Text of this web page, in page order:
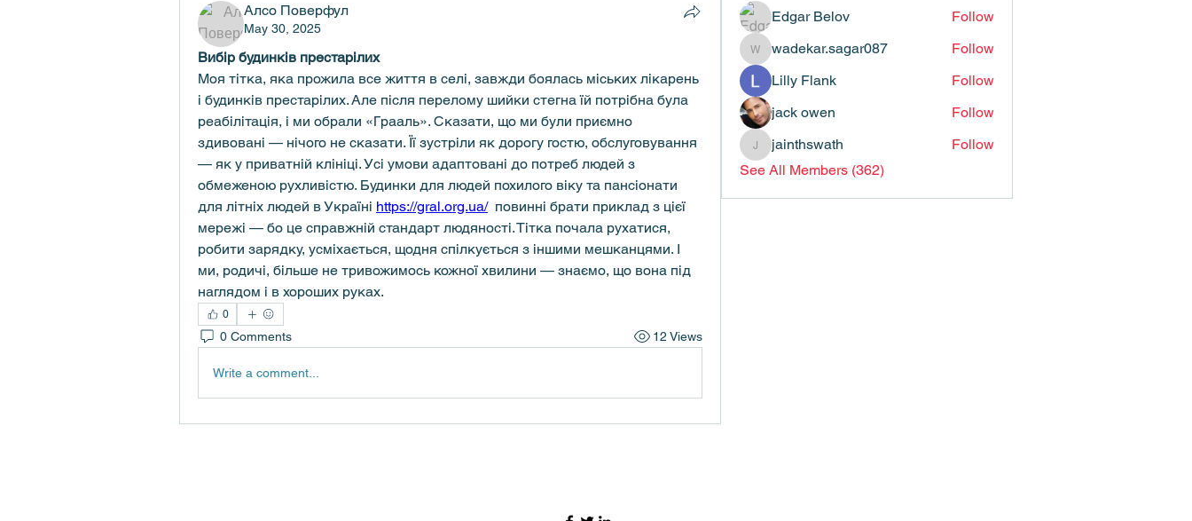
Алсо Поверфул
May 30, 2025
Вибір будинків престарілих
Моя тітка, яка прожила все життя в селі, завжди боялась міських лікарень
і будинків престарілих. Але після перелому шийки стегна їй потрібна була
реабілітація, і ми обрали «Грааль». Сказати, що ми були приємно
здивовані — нічого не сказати. Її зустріли як дорогу гостю, обслуговування
— як у приватній клініці. Усі умови адаптовані до потреб людей з
обмеженою рухливістю. Будинки для людей похилого віку та пансіонати
для літніх людей в Україні https://gral.org.ua/
  повинні брати приклад з цієї
мережі — бо це справжній стандарт людяності. Тітка почала рухатися,
робити зарядку, усміхається, щодня спілкується з іншими мешканцями. І
ми, родичі, більше не тривожимось кожної хвилини — знаємо, що вона під
наглядом і в хороших руках.
0
0 Comments 12 Views
Write a comment...
Edgar Belov
Follow
wadekar.sagar087
wadekar.sagar087
Follow
Lilly Flank
Follow
jack owen
Follow
jainthswath
jainthswath
Follow
See All Members (362)